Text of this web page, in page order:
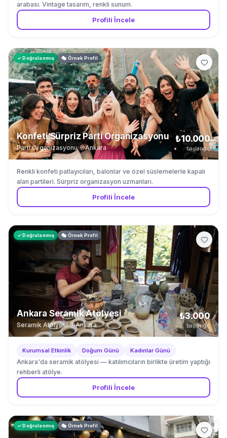
arabası. Vintage tasarım, renkli sunum.
Profili İncele
✓ Doğrulanmış 🎭 Örnek Profil
Konfeti Sürpriz Parti Organizasyonu
Parti Organizasyonu· Ankara
₺10.000
başlangıç
Renkli konfeti patlayıcıları, balonlar ve özel süslemelerle kapalı
alan partileri. Sürpriz organizasyon uzmanları.
Profili İncele
✓ Doğrulanmış 🎭 Örnek Profil
Ankara Seramik Atölyesi
Seramik Atölyesi· Ankara
₺3.000
başlangıç
Kurumsal Etkinlik Doğum Günü Kadınlar Günü
Ankara'da seramik atölyesi — katılımcıların birlikte üretim yaptığı
rehberli atölye.
Profili İncele
✓ Doğrulanmış 🎭 Örnek Profil